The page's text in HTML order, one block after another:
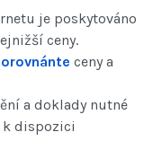
je poskytováno
ceny.
ceny a
a doklady nutné
dispozici